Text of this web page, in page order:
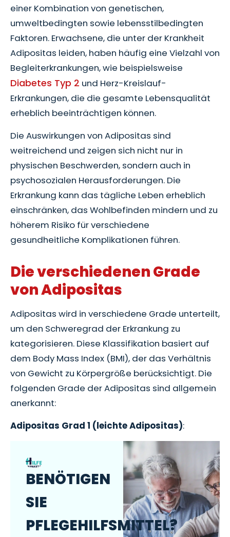
einer Kombination von genetischen,
umweltbedingten sowie lebensstilbedingten
Faktoren. Erwachsene, die unter der Krankheit
Adipositas leiden, haben häufig eine Vielzahl von
Begleiterkrankungen, wie beispielsweise
Diabetes Typ 2 und Herz-Kreislauf-
Erkrankungen, die die gesamte Lebensqualität
erheblich beeinträchtigen können.
Die Auswirkungen von Adipositas sind
weitreichend und zeigen sich nicht nur in
physischen Beschwerden, sondern auch in
psychosozialen Herausforderungen. Die
Erkrankung kann das tägliche Leben erheblich
einschränken, das Wohlbefinden mindern und zu
höherem Risiko für verschiedene
gesundheitliche Komplikationen führen.
Die verschiedenen Grade
von Adipositas
Adipositas wird in verschiedene Grade unterteilt,
um den Schweregrad der Erkrankung zu
kategorisieren. Diese Klassifikation basiert auf
dem Body Mass Index (BMI), der das Verhältnis
von Gewicht zu Körpergröße berücksichtigt. Die
folgenden Grade der Adipositas sind allgemein
anerkannt:
Adipositas Grad 1 (leichte Adipositas):
BENÖTIGEN
SIE
PFLEGEHILFSMITTEL?